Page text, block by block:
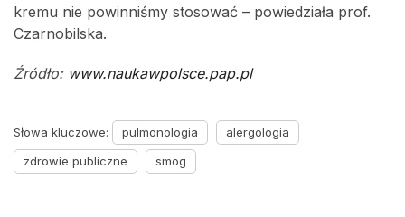
kremu nie powinniśmy stosować – powiedziała prof.
Czarnobilska.
Źródło: www.naukawpolsce.pap.pl
Słowa kluczowe: pulmonologia
alergologia
zdrowie publiczne
smog